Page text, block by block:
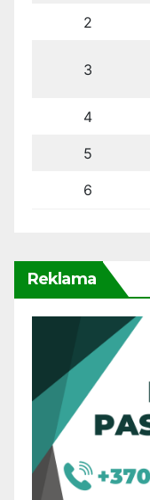
2
3
4
5
6
Reklama